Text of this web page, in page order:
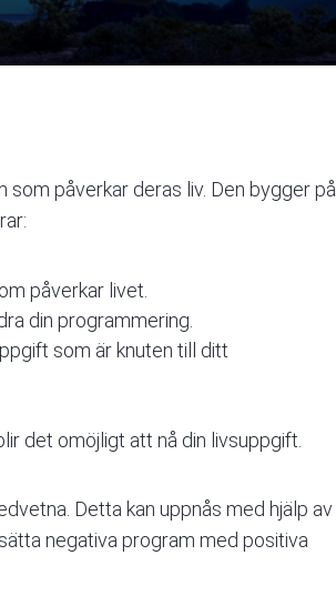
påverkar deras liv. Den bygger på
påverkar livet.
din programmering.
som är knuten till ditt
det omöjligt att nå din livsuppgift.
Detta kan uppnås med hjälp av
negativa program med positiva